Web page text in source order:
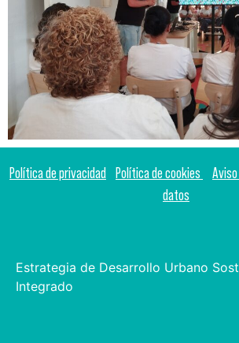
Política de privacidad Política de cookies
datos
Estrategia de Desarrollo Urbano
Integrado